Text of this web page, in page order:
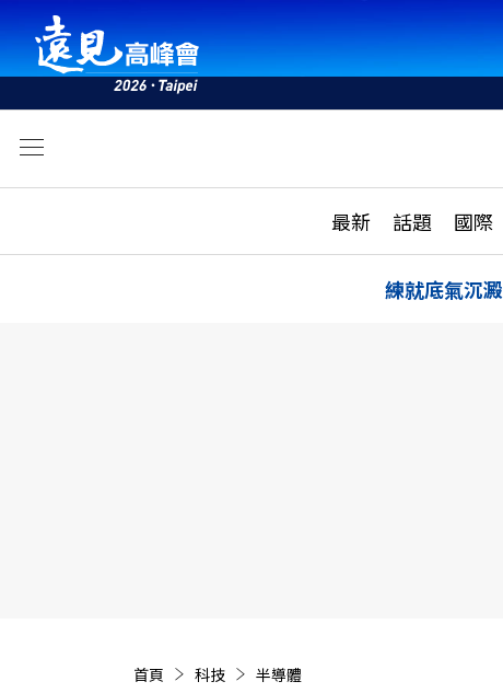
最新 話題 國際
活動
話題
練就底氣沉澱
首頁 科技 半導體